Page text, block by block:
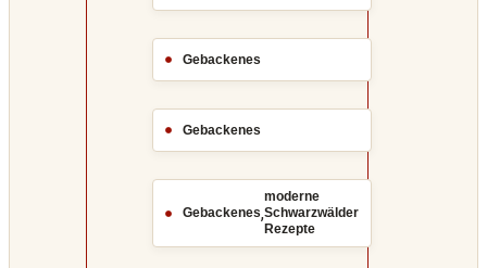
Gebackenes
Gebackenes
Gebackenes,
moderne
Schwarzwälder
Rezepte